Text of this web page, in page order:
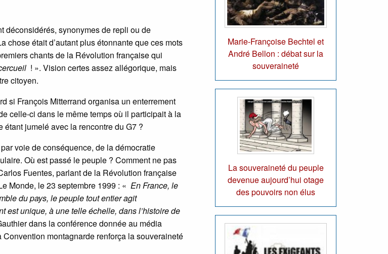
déconsidérés, synonymes de repli ou de
était d’autant plus étonnante que ces mots
chants de la Révolution française qui
! ». Vision certes assez allégorique, mais
citoyen.
si François Mitterrand organisa un enterrement
celle-ci dans le même temps où il participait à la
jumelé avec la rencontre du G7 ?
voie de conséquence, de la démocratie
Où est passé le peuple ? Comment ne pas
Fuentes, parlant de la Révolution française
Monde, le 23 septembre 1999 : « En France, le
du pays, le peuple tout entier agit
est unique, à une telle échelle, dans l’histoire de
dans la conférence donnée au média
montagnarde renforça la souveraineté
Marie-Françoise Bechtel et
André Bellon : débat sur la
souveraineté
La souveraineté du peuple
devenue aujourd’hui otage
des pouvoirs non élus